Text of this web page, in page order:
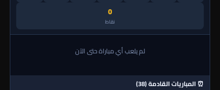
0
نقاط
لم يلعب أي مباراة حتى الآن
⏰ المباريات القادمة (38)